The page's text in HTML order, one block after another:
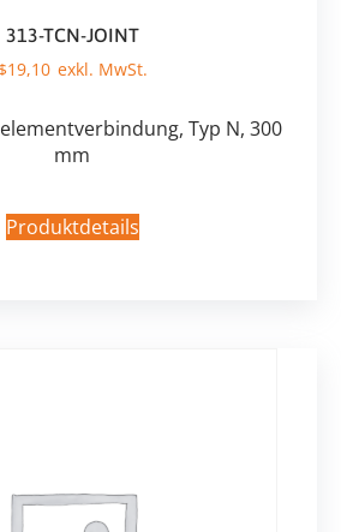
313-TCN-JOINT
$19,10
Typ N, 300
mm
Produktdetails